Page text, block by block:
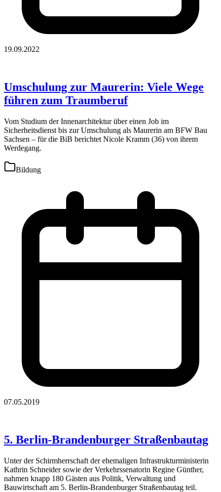
19.09.2022
Umschulung zur Maurerin: Viele Wege
führen zum Traumberuf
Vom Studium der Innenarchitektur über einen Job im
Sicherheitsdienst bis zur Umschulung als Maurerin am BFW Bau
Sachsen – für die BiB berichtet Nicole Kramm (36) von ihrem
Werdegang.
Bildung
07.05.2019
5. Berlin-Brandenburger Straßenbautag
Unter der Schirmherrschaft der ehemaligen Infrastrukturministerin
Kathrin Schneider sowie der Verkehrssenatorin Regine Günther,
nahmen knapp 180 Gästen aus Politik, Verwaltung und
Bauwirtschaft am 5. Berlin-Brandenburger Straßenbautag teil.